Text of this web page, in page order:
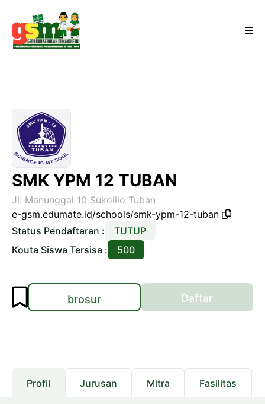
SMK YPM 12 TUBAN
Jl. Manunggal 10 Sukolilo Tuban
e-gsm.edumate.id/schools/smk-ypm-12-tuban
Status Pendaftaran :
TUTUP
Kouta Siswa Tersisa :
500
brosur Daftar
Profil Jurusan Mitra Fasilitas